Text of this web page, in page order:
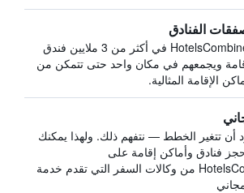
الفنادق
يبحث HotelsCombined في أكثر من 3 ملايين فندق
ويجمعهم في مكان واحد حتى تتمكن من
الإقامة المثالية.
أن تتغير الخطط — نتفهم ذلك. ولهذا يمكنك
فنادق وأماكن إقامة على
HotelsCombined من وكالات السفر التي تقدم خدمة